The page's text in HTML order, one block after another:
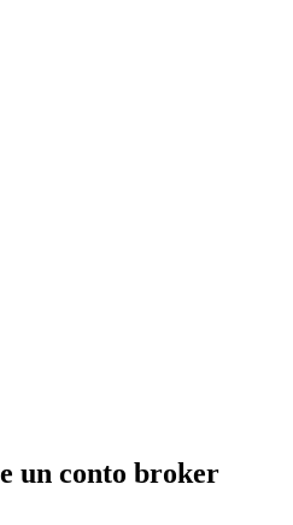
un conto broker